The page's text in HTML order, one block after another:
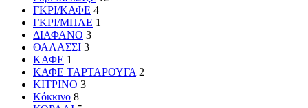
ΓΚΡΙ/ΚΑΦΕ 4
ΓΚΡΙ/ΜΠΛΕ 1
ΔΙΑΦΑΝΟ 3
ΘΑΛΑΣΣΙ 3
ΚΑΦΕ 1
ΚΑΦΕ ΤΑΡΤΑΡΟΥΓΑ 2
ΚΙΤΡΙΝΟ 3
Κόκκινο 8